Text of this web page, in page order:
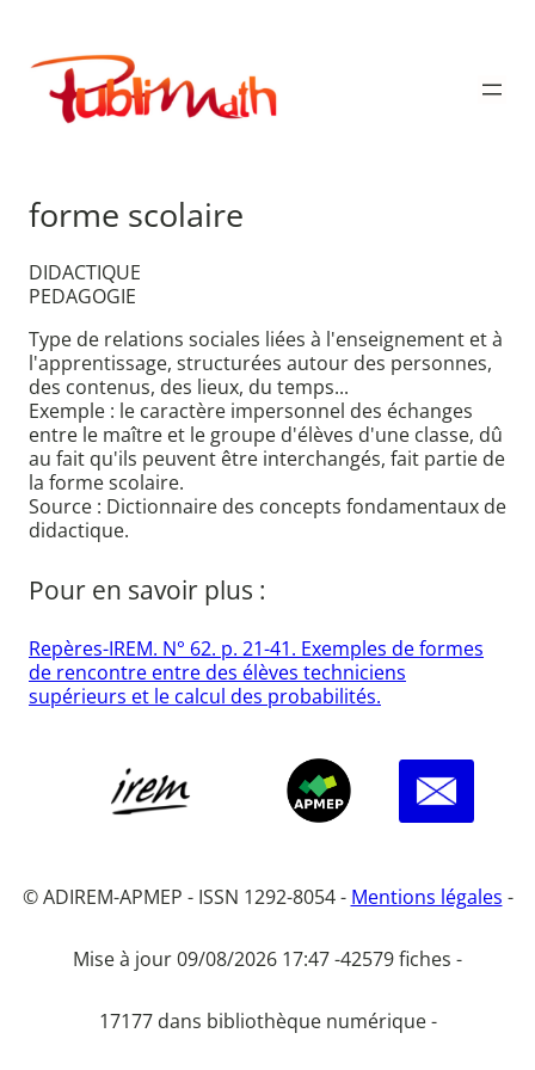
contenu
Publimath
forme scolaire
DIDACTIQUE
PEDAGOGIE
Type de relations sociales liées à l'enseignement et à
l'apprentissage, structurées autour des personnes,
des contenus, des lieux, du temps...
Exemple : le caractère impersonnel des échanges
entre le maître et le groupe d'élèves d'une classe, dû
au fait qu'ils peuvent être interchangés, fait partie de
la forme scolaire.
Source : Dictionnaire des concepts fondamentaux de
didactique.
Pour en savoir plus :
Repères-IREM. N° 62. p. 21-41. Exemples de formes
de rencontre entre des élèves techniciens
supérieurs et le calcul des probabilités.
© ADIREM-APMEP - ISSN 1292-8054 - Mentions légales -
Mise à jour 09/08/2026 17:47 -42579 fiches -
17177 dans bibliothèque numérique -